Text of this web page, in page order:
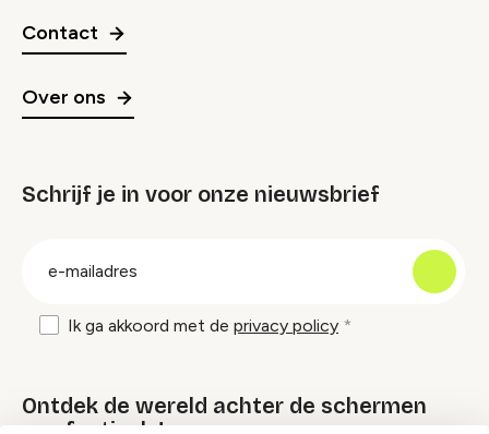
Contact
Over ons
Schrijf je in voor onze nieuwsbrief
Ik ga akkoord met de privacy policy
Ontdek de wereld achter de schermen